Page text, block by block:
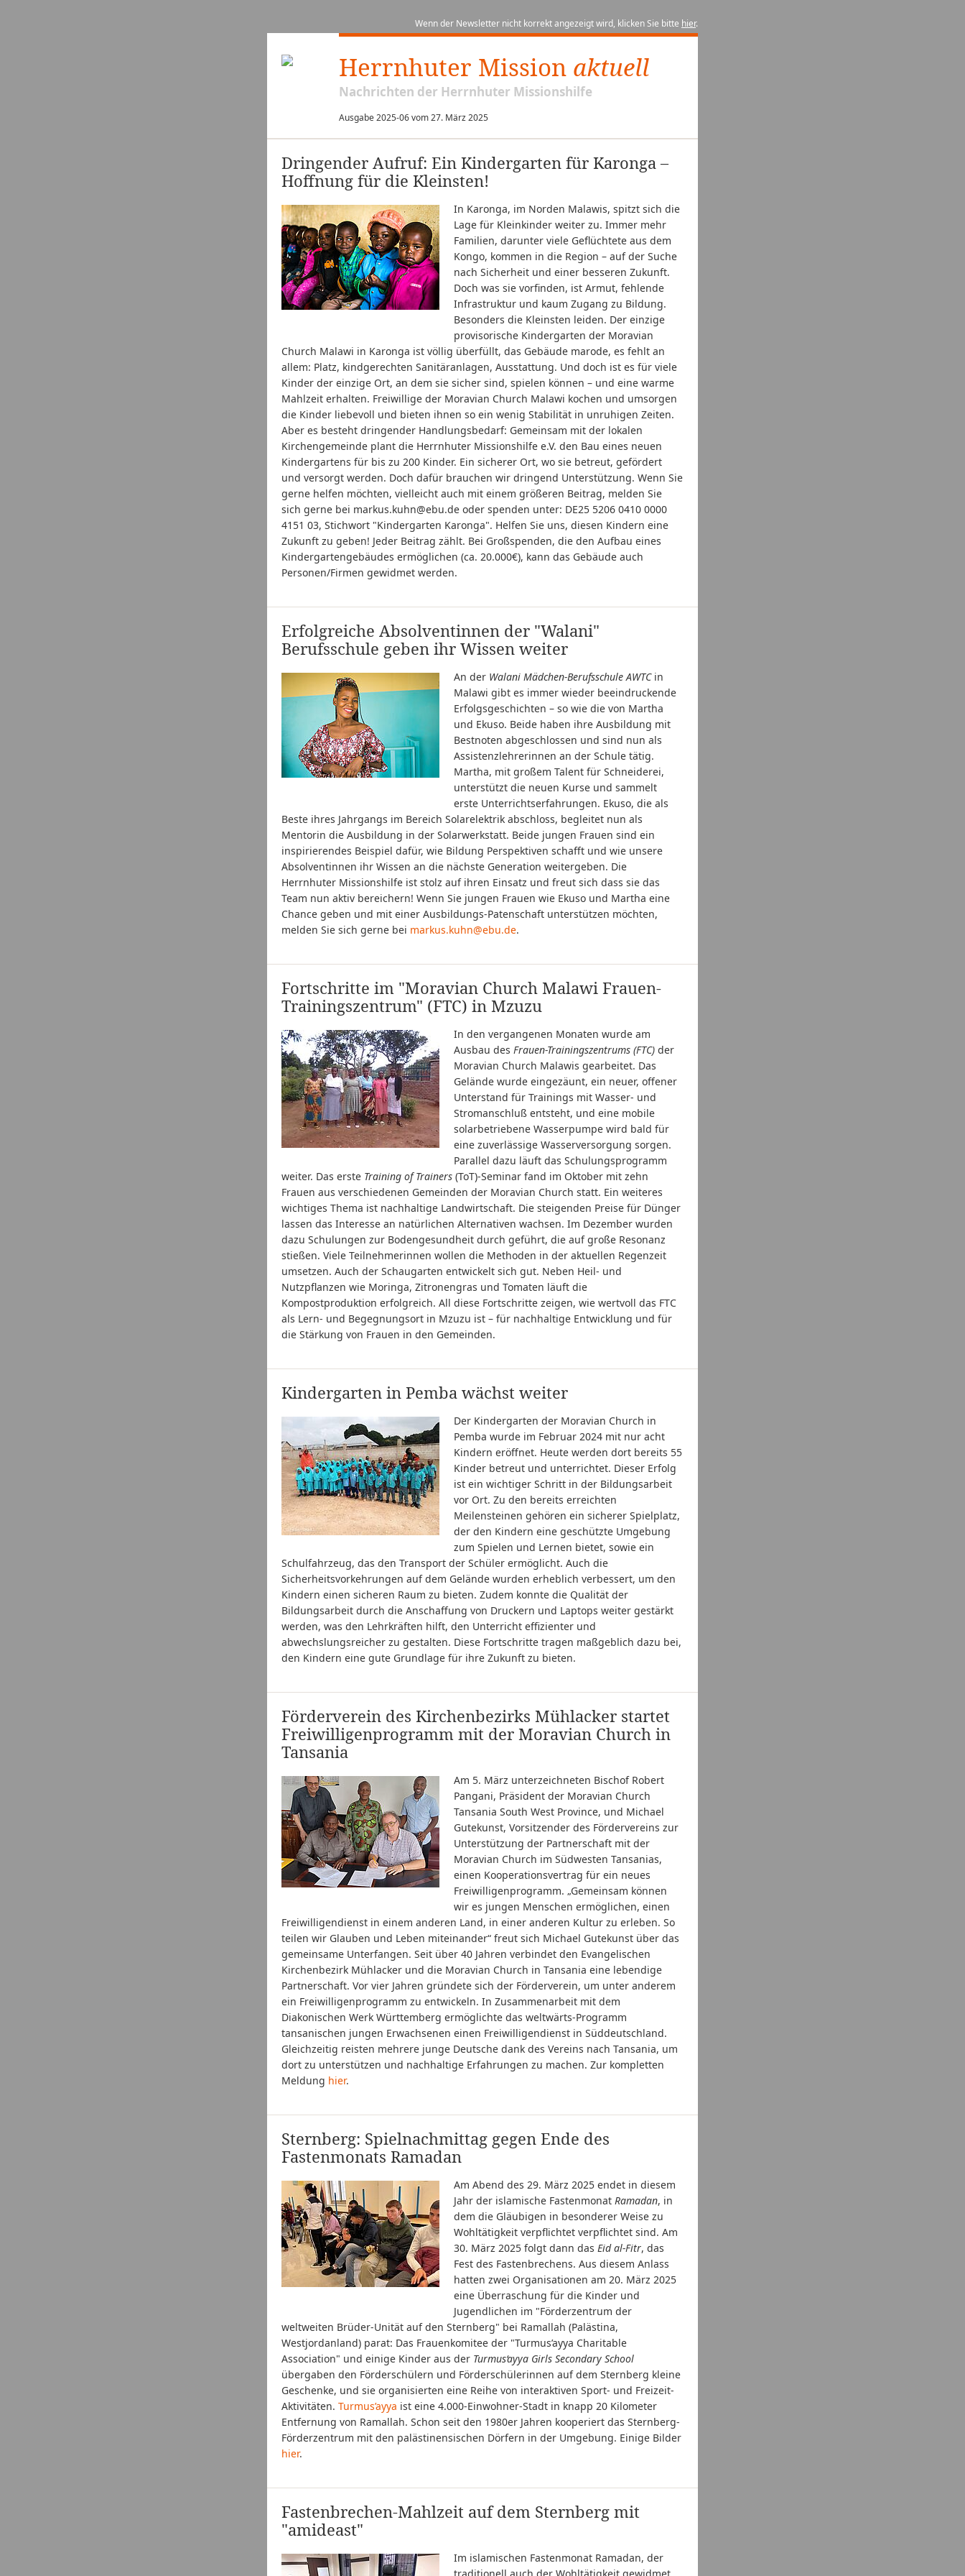
Wenn der Newsletter nicht korrekt angezeigt wird, klicken Sie bitte hier.
Herrnhuter Mission aktuell
Nachrichten der Herrnhuter Missionshilfe
Ausgabe 2025-06 vom 27. März 2025
Dringender Aufruf: Ein Kindergarten für Karonga –
Hoffnung für die Kleinsten!
In Karonga, im Norden Malawis, spitzt sich die
Lage für Kleinkinder weiter zu. Immer mehr
Familien, darunter viele Geflüchtete aus dem
Kongo, kommen in die Region – auf der Suche
nach Sicherheit und einer besseren Zukunft.
Doch was sie vorfinden, ist Armut, fehlende
Infrastruktur und kaum Zugang zu Bildung.
Besonders die Kleinsten leiden. Der einzige
provisorische Kindergarten der Moravian
Church Malawi in Karonga ist völlig überfüllt, das Gebäude marode, es fehlt an
allem: Platz, kindgerechten Sanitäranlagen, Ausstattung. Und doch ist es für viele
Kinder der einzige Ort, an dem sie sicher sind, spielen können – und eine warme
Mahlzeit erhalten. Freiwillige der Moravian Church Malawi kochen und umsorgen
die Kinder liebevoll und bieten ihnen so ein wenig Stabilität in unruhigen Zeiten.
Aber es besteht dringender Handlungsbedarf: Gemeinsam mit der lokalen
Kirchengemeinde plant die Herrnhuter Missionshilfe e.V. den Bau eines neuen
Kindergartens für bis zu 200 Kinder. Ein sicherer Ort, wo sie betreut, gefördert
und versorgt werden. Doch dafür brauchen wir dringend Unterstützung. Wenn Sie
gerne helfen möchten, vielleicht auch mit einem größeren Beitrag, melden Sie
sich gerne bei markus.kuhn@ebu.de oder spenden unter: DE25 5206 0410 0000
4151 03, Stichwort "Kindergarten Karonga". Helfen Sie uns, diesen Kindern eine
Zukunft zu geben! Jeder Beitrag zählt. Bei Großspenden, die den Aufbau eines
Kindergartengebäudes ermöglichen (ca. 20.000€), kann das Gebäude auch
Personen/Firmen gewidmet werden.
Erfolgreiche Absolventinnen der "Walani"
Berufsschule geben ihr Wissen weiter
An der Walani Mädchen-Berufsschule AWTCin
Malawi gibt es immer wieder beeindruckende
Erfolgsgeschichten – so wie die von Martha
und Ekuso. Beide haben ihre Ausbildung mit
Bestnoten abgeschlossen und sind nun als
Assistenzlehrerinnen an der Schule tätig.
Martha, mit großem Talent für Schneiderei,
unterstützt die neuen Kurse und sammelt
erste Unterrichtserfahrungen. Ekuso, die als
Beste ihres Jahrgangs im Bereich Solarelektrik abschloss, begleitet nun als
Mentorin die Ausbildung in der Solarwerkstatt. Beide jungen Frauen sind ein
inspirierendes Beispiel dafür, wie Bildung Perspektiven schafft und wie unsere
Absolventinnen ihr Wissen an die nächste Generation weitergeben. Die
Herrnhuter Missionshilfe ist stolz auf ihren Einsatz und freut sich dass sie das
Team nun aktiv bereichern! Wenn Sie jungen Frauen wie Ekuso und Martha eine
Chance geben und mit einer Ausbildungs-Patenschaft unterstützen möchten,
melden Sie sich gerne bei markus.kuhn@ebu.de.
Fortschritte im "Moravian Church Malawi Frauen-
Trainingszentrum" (FTC) in Mzuzu
In den vergangenen Monaten wurde am
Ausbau des Frauen-Trainingszentrums (FTC) der
Moravian Church Malawis gearbeitet. Das
Gelände wurde eingezäunt, ein neuer, offener
Unterstand für Trainings mit Wasser- und
Stromanschluß entsteht, und eine mobile
solarbetriebene Wasserpumpe wird bald für
eine zuverlässige Wasserversorgung sorgen.
Parallel dazu läuft das Schulungsprogramm
weiter. Das erste Training of Trainers (ToT)-Seminar fand im Oktober mit zehn
Frauen aus verschiedenen Gemeinden der Moravian Church statt. Ein weiteres
wichtiges Thema ist nachhaltige Landwirtschaft. Die steigenden Preise für Dünger
lassen das Interesse an natürlichen Alternativen wachsen. Im Dezember wurden
dazu Schulungen zur Bodengesundheit durch geführt, die auf große Resonanz
stießen. Viele Teilnehmerinnen wollen die Methoden in der aktuellen Regenzeit
umsetzen. Auch der Schaugarten entwickelt sich gut. Neben Heil- und
Nutzpflanzen wie Moringa, Zitronengras und Tomaten läuft die
Kompostproduktion erfolgreich. All diese Fortschritte zeigen, wie wertvoll das FTC
als Lern- und Begegnungsort in Mzuzu ist – für nachhaltige Entwicklung und für
die Stärkung von Frauen in den Gemeinden.
Kindergarten in Pemba wächst weiter
Der Kindergarten der Moravian Church in
Pemba wurde im Februar 2024 mit nur acht
Kindern eröffnet. Heute werden dort bereits 55
Kinder betreut und unterrichtet. Dieser Erfolg
ist ein wichtiger Schritt in der Bildungsarbeit
vor Ort. Zu den bereits erreichten
Meilensteinen gehören ein sicherer Spielplatz,
der den Kindern eine geschützte Umgebung
zum Spielen und Lernen bietet, sowie ein
Schulfahrzeug, das den Transport der Schüler ermöglicht. Auch die
Sicherheitsvorkehrungen auf dem Gelände wurden erheblich verbessert, um den
Kindern einen sicheren Raum zu bieten. Zudem konnte die Qualität der
Bildungsarbeit durch die Anschaffung von Druckern und Laptops weiter gestärkt
werden, was den Lehrkräften hilft, den Unterricht effizienter und
abwechslungsreicher zu gestalten. Diese Fortschritte tragen maßgeblich dazu bei,
den Kindern eine gute Grundlage für ihre Zukunft zu bieten.
Förderverein des Kirchenbezirks Mühlacker startet
Freiwilligenprogramm mit der Moravian Church in
Tansania
Am 5. März unterzeichneten Bischof Robert
Pangani, Präsident der Moravian Church
Tansania South West Province, und Michael
Gutekunst, Vorsitzender des Fördervereins zur
Unterstützung der Partnerschaft mit der
Moravian Church im Südwesten Tansanias,
einen Kooperationsvertrag für ein neues
Freiwilligenprogramm. „Gemeinsam können
wir es jungen Menschen ermöglichen, einen
Freiwilligendienst in einem anderen Land, in einer anderen Kultur zu erleben. So
teilen wir Glauben und Leben miteinander“ freut sich Michael Gutekunst über das
gemeinsame Unterfangen. Seit über 40 Jahren verbindet den Evangelischen
Kirchenbezirk Mühlacker und die Moravian Church in Tansania eine lebendige
Partnerschaft. Vor vier Jahren gründete sich der Förderverein, um unter anderem
ein Freiwilligenprogramm zu entwickeln. In Zusammenarbeit mit dem
Diakonischen Werk Württemberg ermöglichte das weltwärts-Programm
tansanischen jungen Erwachsenen einen Freiwilligendienst in Süddeutschland.
Gleichzeitig reisten mehrere junge Deutsche dank des Vereins nach Tansania, um
dort zu unterstützen und nachhaltige Erfahrungen zu machen. Zur kompletten
Meldung hier.
Sternberg: Spielnachmittag gegen Ende des
Fastenmonats Ramadan
Am Abend des 29. März 2025 endet in diesem
Jahr der islamische Fastenmonat Ramadan, in
dem die Gläubigen in besonderer Weise zu
Wohltätigkeit verpflichtet verpflichtet sind. Am
30. März 2025 folgt dann das Eid al-Fitr, das
Fest des Fastenbrechens. Aus diesem Anlass
hatten zwei Organisationen am 20. März 2025
eine Überraschung für die Kinder und
Jugendlichen im "Förderzentrum der
weltweiten Brüder-Unität auf den Sternberg" bei Ramallah (Palästina,
Westjordanland) parat: Das Frauenkomitee der "Turmus’ayya Charitable
Association" und einige Kinder aus der Turmus‘ayya Girls Secondary School
übergaben den Förderschülern und Förderschülerinnen auf dem Sternberg kleine
Geschenke, und sie organisierten eine Reihe von interaktiven Sport- und Freizeit-
Aktivitäten. Turmus’ayya ist eine 4.000-Einwohner-Stadt in knapp 20 Kilometer
Entfernung von Ramallah. Schon seit den 1980er Jahren kooperiert das Sternberg-
Förderzentrum mit den palästinensischen Dörfern in der Umgebung. Einige Bilder
hier.
Fastenbrechen-Mahlzeit auf dem Sternberg mit
"amideast"
Im islamischen Fastenmonat Ramadan, der